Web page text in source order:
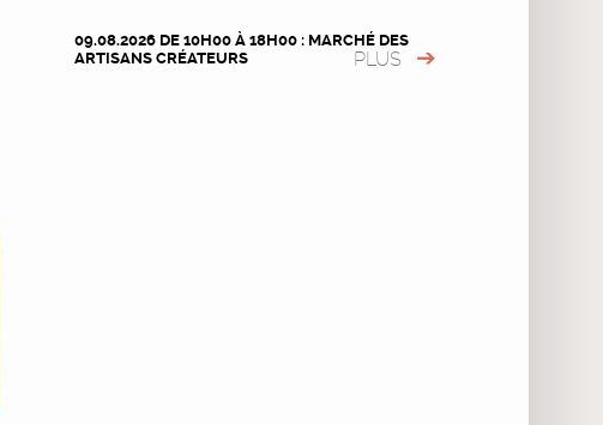
09.08.2026 DE 10H00 À 18H00 : MARCHÉ DES
ARTISANS CRÉATEURS
PLUS